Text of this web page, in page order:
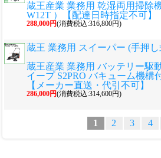
蔵王産業 業務用 乾湿両用掃除
W12T ）【配達日時指定不可】
288,000円(消費税込:316,800円)
蔵王 業務用 スイーパー (手押し
蔵王産業 業務用 バッテリー駆
イープ S2PRO バキューム機構
【メーカー直送・代引不可】
286,000円(消費税込:314,600円)
1 2 3 4